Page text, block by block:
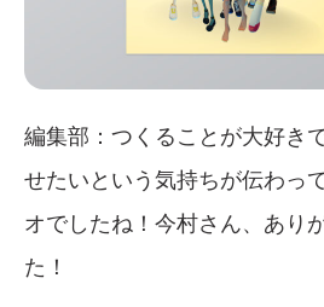
編集部：つくることが大好き
せたいという気持ちが伝わっ
オでしたね！今村さん、あり
た！